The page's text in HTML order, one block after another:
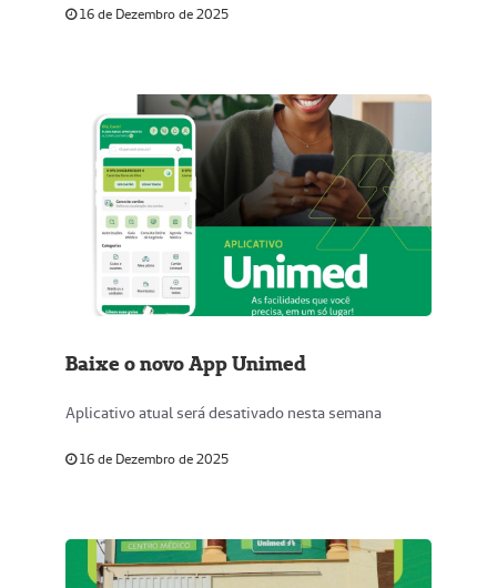
16 de Dezembro de 2025
Baixe o novo App Unimed
Aplicativo atual será desativado nesta semana
16 de Dezembro de 2025